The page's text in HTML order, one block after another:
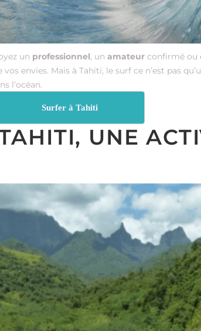
un professionnel, un amateur confirmé ou
envies. Mais à Tahiti, le surf ce n’est pas
l’océan.
Surfer à Tahiti
UNE